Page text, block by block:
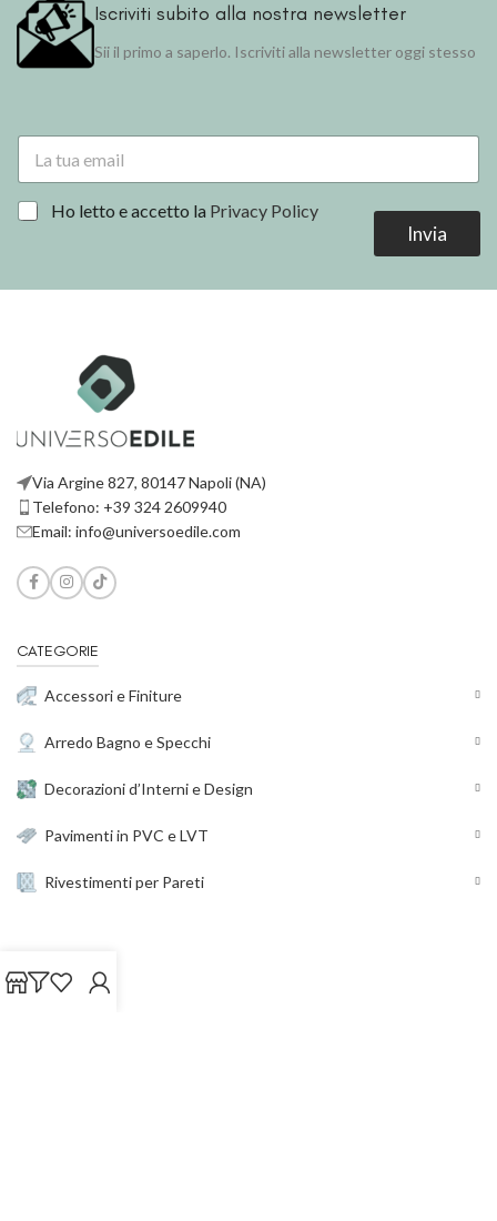
Iscriviti subito alla nostra newsletter
Sii il primo a saperlo. Iscriviti alla newsletter oggi stesso
E
a
iE
l
* Ho letto e accetto la Privacy Policy
Invia
Via Argine 827, 80147 Napoli (NA)
Telefono: +39 324 2609940
Email: info@universoedile.com
CATEGORIE
Accessori e Finiture
Arredo Bagno e Specchi
Decorazioni d’Interni e Design
Pavimenti in PVC e LVT
Rivestimenti per Pareti